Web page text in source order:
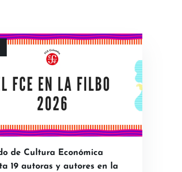
de Cultura Económica
19 autoras y autores en la